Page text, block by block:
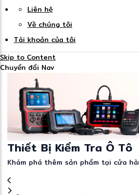
Liên hệ
Về chúng tôi
Tài khoản của tôi
Skip to Content
Chuyển đổi Nav
Thiết Bị Kiểm Tra Ô Tô
Khám phá thêm sản phẩm tại cửa